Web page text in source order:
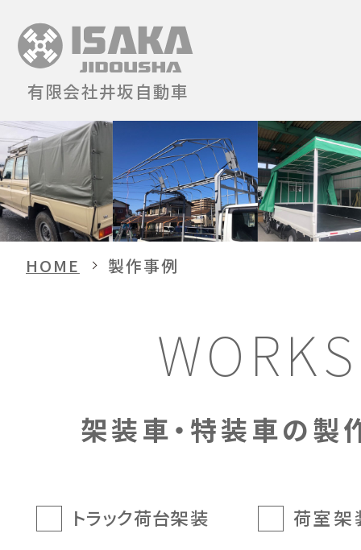
有限会社井坂自動車
HOME 製作事例
WORKS
架装車・特装車の製
トラック荷台架装
荷室架